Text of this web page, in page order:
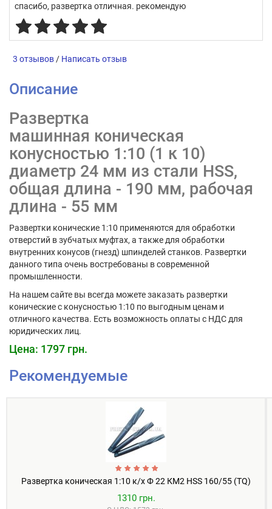
спасибо, развертка отличная. рекомендую
3 отзывов / Написать отзыв
Описание
Развертка
машинная коническая
конусностью 1:10 (1 к 10)
диаметр 24 мм из стали HSS,
общая длина - 190 мм, рабочая
длина - 55 мм
Развертки конические 1:10 применяются для обработки
отверстий в зубчатых муфтах, а также для обработки
внутренних конусов (гнезд) шпинделей станков. Развертки
данного типа очень востребованы в современной
промышленности.
На нашем сайте вы всегда можете заказать развертки
конические с конусностью 1:10 по выгодным ценам и
отличного качества. Есть возможность оплаты с НДС для
юридических лиц.
Цена: 1797 грн.
Рекомендуемые
Развертка коническая 1:10 к/х Ф 22 КМ2 HSS 160/55 (TQ)
1310 грн.